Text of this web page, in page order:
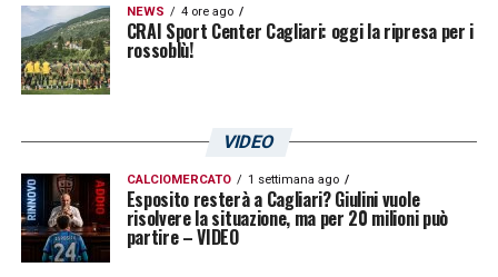
destra.
Il tecnico biancoceleste avrà tempo fino alla
prepara ad affrontare il Cagliari con la voglia
di continuare il percorso di crescita, ma
consapevole che ogni scelta potrebbe fare la
NEWS 4 ore ago
CRAI Sport Center Cagliari: oggi la ripresa per i
rossoblù!
VIDEO
CALCIOMERCATO 1 settimana ago
Esposito resterà a Cagliari? Giulini vuole
risolvere la situazione, ma per 20 milioni può
partire – VIDEO